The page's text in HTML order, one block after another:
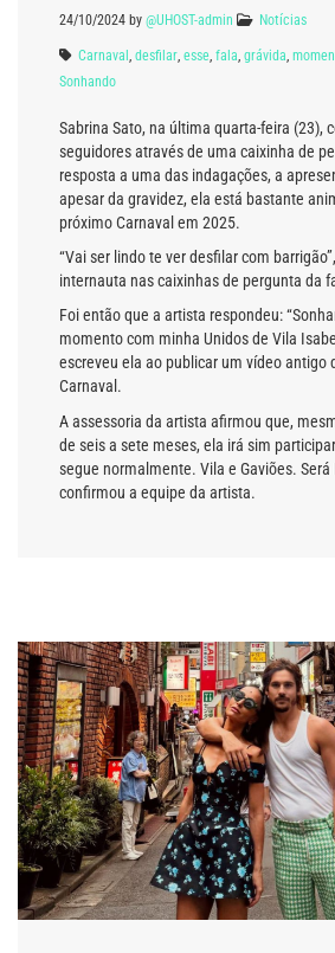
24/10/2024 by @UHOST-admin Notícias
Carnaval desfilar esse fala grávida
Sonhando
Sabrina Sato, na última quarta-feira (23),
seguidores através de uma caixinha de
resposta a uma das indagações, a
apesar da gravidez, ela está bastante
próximo Carnaval em 2025.
“Vai ser lindo te ver desfilar com
internauta nas caixinhas de pergunta da
Foi então que a artista respondeu:
momento com minha Unidos de Vila
escreveu ela ao publicar um vídeo antigo
Carnaval.
A assessoria da artista afirmou que,
de seis a sete meses, ela irá sim
segue normalmente. Vila e Gaviões. Será
confirmou a equipe da artista.